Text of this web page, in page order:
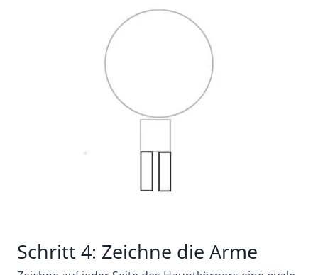
Schritt 4: Zeichne die Arme